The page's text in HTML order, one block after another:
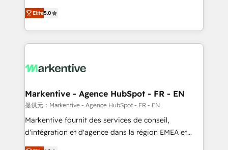
expertise. - A team of 250+ experts dedicated to
your resilient growth.
companies activate HubSpot’s AI-powered
customer platform and operationalize HubSpot’s
Loop Marketing framework through expert-led
services, smart agents, and purpose-built apps,
results, fast. ⚙️CRM & RevOps: Align all Hubs to your
🎯Demand Gen & ABM: Drive pipeline with inbound,
ABM, AEO, SEO, & paid media. 👩‍💻Web Design:
Build high-performing websites with UX, messaging,
& conversion strategy that drive results. 🤖AI
Elite5.0
Markentive - Agence HubSpot - FR - EN
提供元：Markentive - Agence HubSpot - FR - EN
Markentive fournit des services de conseil,
d'intégration et d'agence dans la région EMEA et
North America. Avec plus de 115 experts en